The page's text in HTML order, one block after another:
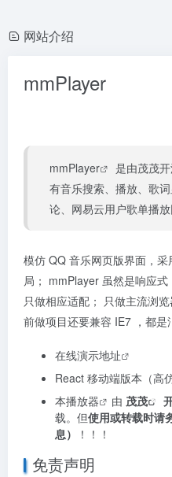
网站介绍
mmPlayer
mmPlayer 是由茂茂
有音乐搜索、播放、歌
论、网易云用户歌单播
模仿 QQ 音乐网页版界面，采
局； mmPlayer 虽然是响应
只做相应适配； 只做主流浏
前做项目还要兼容 IE7 ，都是
在线演示地址
React 移动端版本（高
本播放器 由 茂茂
载。但使用或转载时请
息）
！！！
免责声明